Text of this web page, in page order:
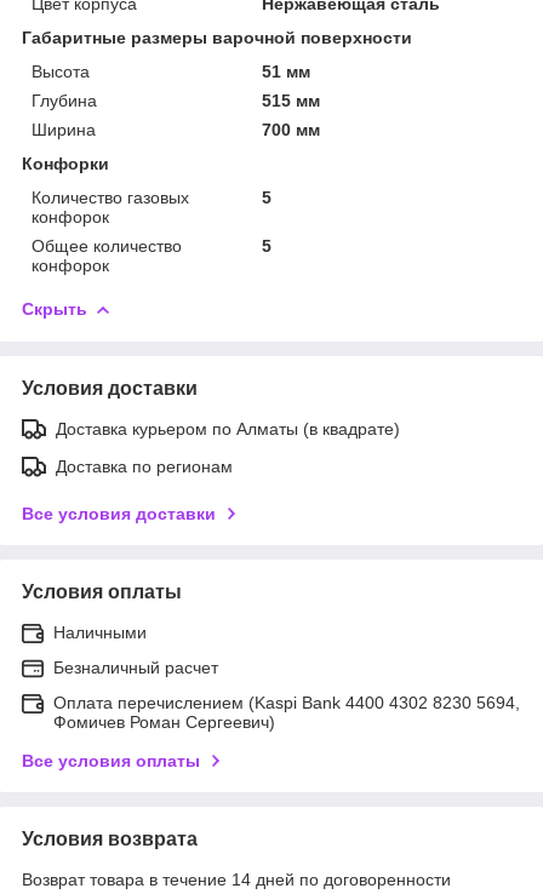
Габаритные размеры варочной поверхности
Высота
51 мм
Глубина
515 мм
Ширина
700 мм
Конфорки
Количество газовых
конфорок
5
Общее количество
конфорок
5
Скрыть
Условия доставки
Доставка курьером по Алматы (в квадрате)
Доставка по регионам
Все условия доставки
Условия оплаты
Наличными
Безналичный расчет
Оплата перечислением (Kaspi Bank 4400 4302 8230 5694,
Фомичев Роман Сергеевич)
Все условия оплаты
Условия возврата
Возврат товара в течение 14 дней по договоренности